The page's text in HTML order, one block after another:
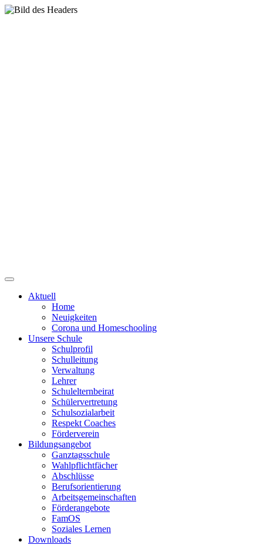
Aktuell
Home
Neuigkeiten
Corona und Homeschooling
Unsere Schule
Schulprofil
Schulleitung
Verwaltung
Lehrer
Schulelternbeirat
Schülervertretung
Schulsozialarbeit
Respekt Coaches
Förderverein
Bildungsangebot
Ganztagsschule
Wahlpflichtfächer
Abschlüsse
Berufsorientierung
Arbeitsgemeinschaften
Förderangebote
FamOS
Soziales Lernen
Downloads